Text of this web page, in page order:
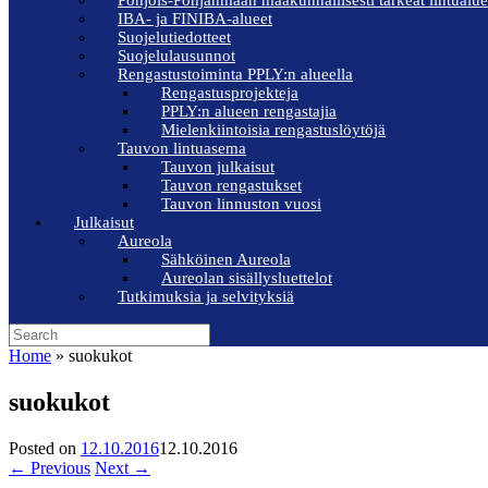
IBA- ja FINIBA-alueet
Suojelutiedotteet
Suojelulausunnot
Rengastustoiminta PPLY:n alueella
Rengastusprojekteja
PPLY:n alueen rengastajia
Mielenkiintoisia rengastuslöytöjä
Tauvon lintuasema
Tauvon julkaisut
Tauvon rengastukset
Tauvon linnuston vuosi
Julkaisut
Aureola
Sähköinen Aureola
Aureolan sisällysluettelot
Tutkimuksia ja selvityksiä
Search
for:
Home » suokukot
suokukot
Posted on 12.10.201612.10.2016
← Previous Next →